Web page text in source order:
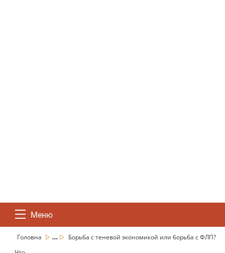
Меню
Головна ...
Борьба с теневой экономикой или борьба с ФЛП?